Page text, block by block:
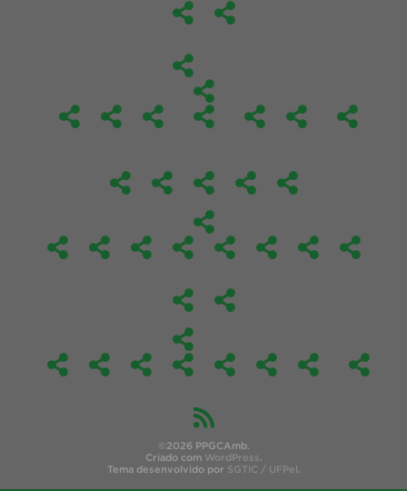
©2026 PPGCAmb.
Criado com WordPress.
Tema desenvolvido por SGTIC / UFPel.